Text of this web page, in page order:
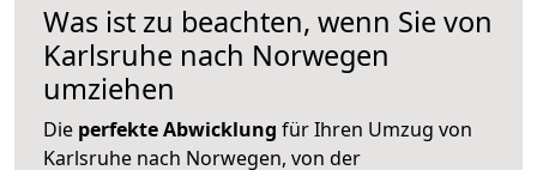
Was ist zu beachten, wenn Sie von
Karlsruhe nach Norwegen
umziehen
Die perfekte Abwicklung für Ihren Umzug von
Karlsruhe nach Norwegen, von der